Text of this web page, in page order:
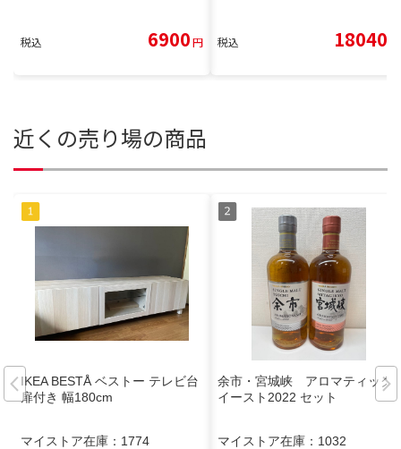
税込 6900円 税込 18040
近くの売り場の商品
IKEA BESTÅ ベストー テレビ台
扉付き 幅180cm
マイストア在庫： 1774
余市・宮城峡 アロマティック
イースト2022 セット
マイストア在庫： 1032